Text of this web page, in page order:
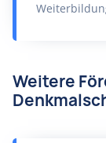
Weitere